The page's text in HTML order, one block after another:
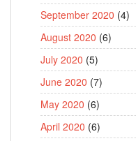
September 2020 (4)
August 2020 (6)
July 2020 (5)
June 2020 (7)
May 2020 (6)
April 2020 (6)